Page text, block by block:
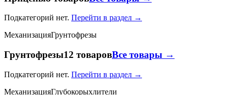
Подкатегорий нет. Перейти в раздел →
МеханизацияГрунтофрезы
Грунтофрезы12 товаровВсе товары →
Подкатегорий нет. Перейти в раздел →
МеханизацияГлубокорыхлители